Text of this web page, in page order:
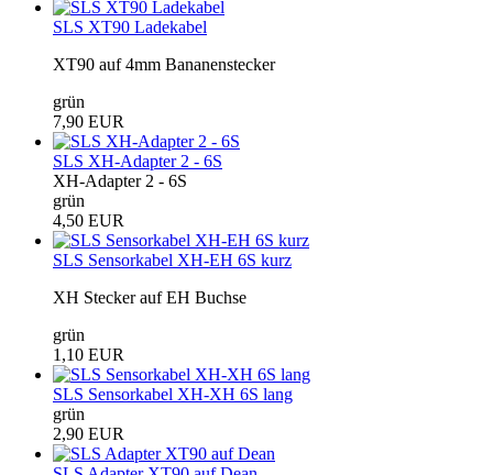
SLS XT90 Ladekabel
XT90 auf 4mm Bananenstecker
grün
7,90 EUR
SLS XH-Adapter 2 - 6S
XH-Adapter 2 - 6S
grün
4,50 EUR
SLS Sensorkabel XH-EH 6S kurz
XH Stecker auf EH Buchse
grün
1,10 EUR
SLS Sensorkabel XH-XH 6S lang
grün
2,90 EUR